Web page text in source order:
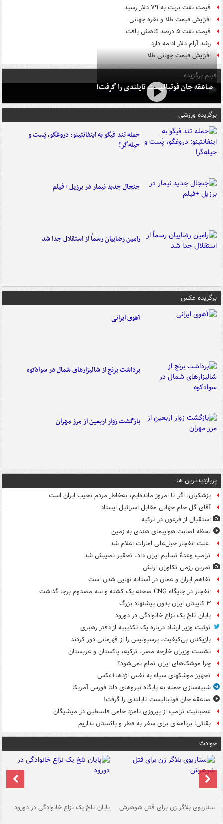
قیمت نفت برنت به ۷۹ دلار رسید
افزایش قیمت طلا و نقره جهانی
قیمت نفت ۵ درصد کاهش یافت
رشد آرام دلار ادامه دارد
افزایش قیمت جهانی طلا
فیلم برگزیده
صاعقه جان فوتبالیست تایلندی را گرفت!
برگزیده ورزشی
حمله تند فیگو به اینفانتینو: دروغگو، پَست‌ و
حیله‌گر!
جنجال جدید نیمار در برزیل +فیلم
رامین رضاییان رسماً از استقلال جدا شد
برگزیده عکس
آهوی ایرانی
برداشت برنج از شالیزارهای شمال در سوادکوه
بازگشت زوار اربعین از مرز مهران
پربازدیدترین ها
پزشکیان: اگر تا امروز مانده‌ایم، به‌خاطر مردم نجیب ایران است
آقای گل جام جهانی مقابل اسرائیل ایستاد
استقبال از فرعون در ترکیه
لحظه اصابت هواپیمای هندی به زمین
علت انفجار جبل‌علی امارات اعلام شد
ترامپ وعدۀ تسلیم ایران داد، تحقیر نصیبش شد
تمرین رزمی تکاوران ارتش
تفاهم ایران و عمان در آستانه نهایی شدن است
انفجار در جایگاه CNG صحنه یک کشته و سه مصدوم برجا گذاشت
۳ کاپیتان ایران بدون پیشنهاد بزرگ
پایان تلخ یک نزاع خانوادگی در دورود
توئیت وزیر ارشاد درباره یک تکذیبیه از دفتر رهبری
بازیکنان بی‌کیفیت، پرسپولیس را از قهرمانی دور کردند
نشست وزیران خارجه مصر، ترکیه، پاکستان و عربستان
چرا موشک‌های ایران تمام نمی‌شود؟
تجهیز موشکهای سپاه به نفس اژدها+عکس
شبیه‌سازی حمله به پایگاه نیروهای دلتا فورس آمریکا
صاعقه جان فوتبالیست تایلندی را گرفت!
عصبانیت ترامپ از پیروزی نامزد حامی فلسطین در میشیگان
بقائی: برنامه‌ای برای سفر به قطر و پاکستان نداریم
حوادث
سناریوی بلاگر زن برای قتل شوهرش پایان تلخ یک نزاع خانوادگی در دورود